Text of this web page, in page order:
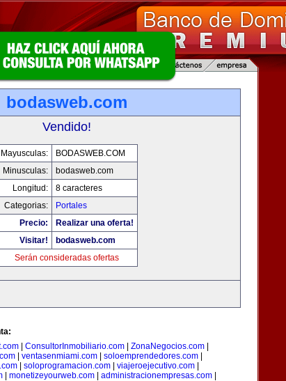
bodasweb.com
Vendido!
Mayusculas:
BODASWEB.COM
Minusculas:
bodasweb.com
Longitud:
8 caracteres
Categorias:
Portales
Precio:
Realizar una oferta!
Visitar!
bodasweb.com
Serán consideradas ofertas
ConsultorInmobiliario.com ZonaNegocios.com
| ventasenmiami.com| soloemprendedores.com|
| soloprogramacion.com| viajeroejecutivo.com|
monetizeyourweb.com administracionempresas.com